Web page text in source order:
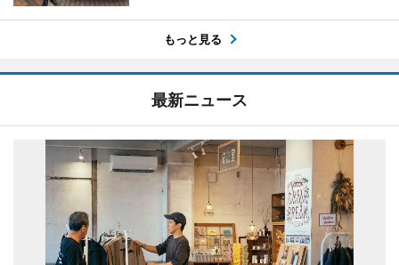
もっと見る
最新ニュース